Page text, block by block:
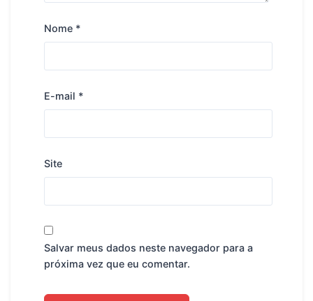
Nome *
E-mail *
Site
Salvar meus dados neste navegador para a
próxima vez que eu comentar.